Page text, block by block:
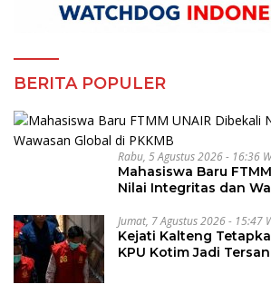
BERITA POPULER
Rabu, 5 Agustus 2026 - 16:36
Mahasiswa Baru
Nilai Integritas dan
Jumat, 7 Agustus 2026 - 15:47
Kejati Kalteng
KPU Kotim Jadi